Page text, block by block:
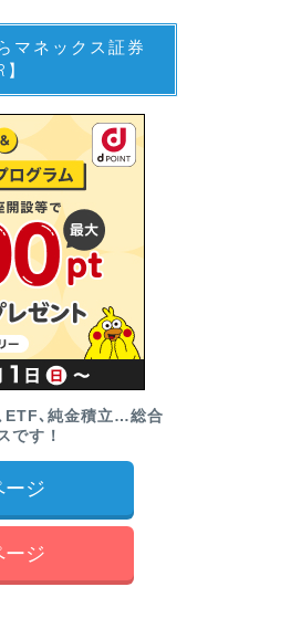
マネックス証券
】
ETF､純金積立…総合
です！
ージ
ージ